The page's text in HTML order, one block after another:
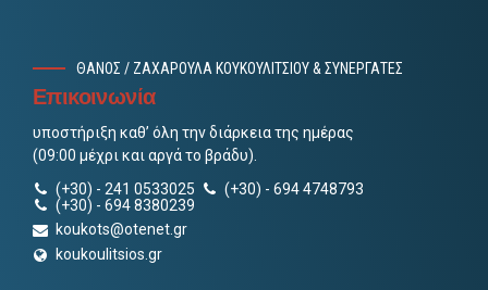
ΘΑΝΟΣ / ΖΑΧΑΡΟΥΛΑ ΚΟΥΚΟΥΛΙΤΣΙΟΥ & ΣΥΝΕΡΓΑΤΕΣ
Επικοινωνία
υποστήριξη καθ’ όλη την διάρκεια της ημέρας
(09:00 μέχρι και αργά το βράδυ).
(+30) - 241 0533025
(+30) - 694 4748793
(+30) - 694 8380239
koukots@otenet.gr
koukoulitsios.gr